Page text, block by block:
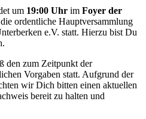
um 19:00 Uhr im Foyer der
die ordentliche Hauptversammlung
e.V. statt. Hierzu bist Du
den zum Zeitpunkt der
Vorgaben statt. Aufgrund der
wir Dich bitten einen aktuellen
bereit zu halten und